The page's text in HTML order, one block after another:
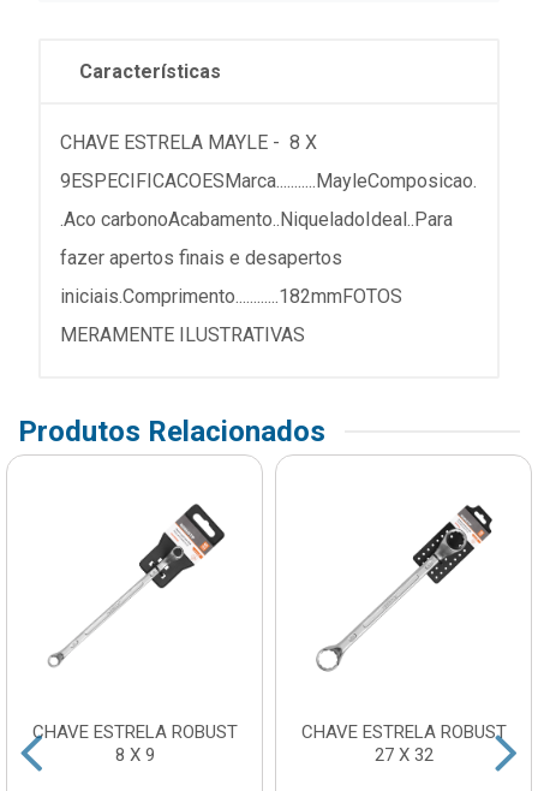
Características
CHAVE ESTRELA MAYLE - 8 X
9ESPECIFICACOESMarca...........MayleComposicao.
.Aco carbonoAcabamento..NiqueladoIdeal..Para
fazer apertos finais e desapertos
iniciais.Comprimento............182mmFOTOS
MERAMENTE ILUSTRATIVAS
Produtos Relacionados
CHAVE ESTRELA ROBUST
8 X 9
CHAVE ESTRELA ROBUST
27 X 32